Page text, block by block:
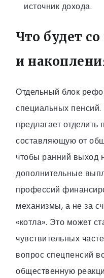
источник дохода.
Что будет
и
Отдельный блок
специальных
предлагает
составляющую от
чтобы ранний выход
дополнительные
профессий
механизмы, а не за
«котла». Это может
чувствительных
вопрос спецпенсий
общественную